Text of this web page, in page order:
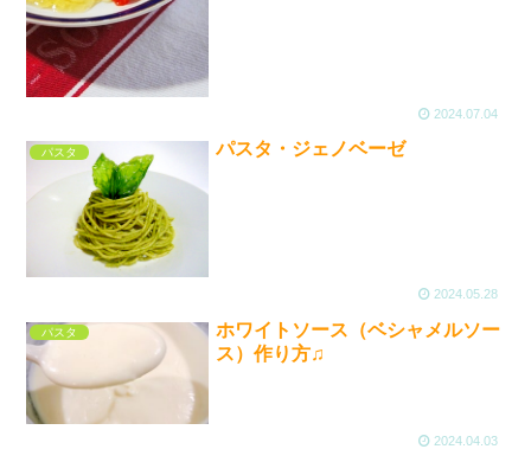
2024.07.04
パスタ パスタ・ジェノベーゼ
2024.05.28
パスタ
ホワイトソース（ベシャメルソー
ス）作り方♫
2024.04.03